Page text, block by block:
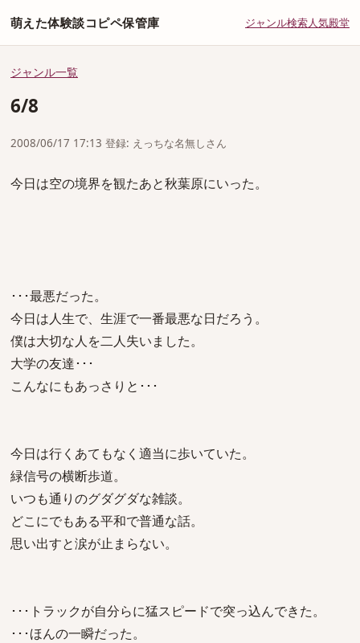
萌えた体験談コピペ保管庫 ジャンル検索人気殿堂
ジャンル一覧
6/8
2008/06/17 17:13 登録: えっちな名無しさん
今日は空の境界を観たあと秋葉原にいった。
･･･最悪だった。
今日は人生で、生涯で一番最悪な日だろう。
僕は大切な人を二人失いました。
大学の友達･･･
こんなにもあっさりと･･･
今日は行くあてもなく適当に歩いていた。
緑信号の横断歩道。
いつも通りのグダグダな雑談。
どこにでもある平和で普通な話。
思い出すと涙が止まらない。
･･･トラックが自分らに猛スピードで突っ込んできた。
･･･ほんの一瞬だった。